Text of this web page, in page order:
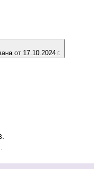
от 17.10.2024 г.